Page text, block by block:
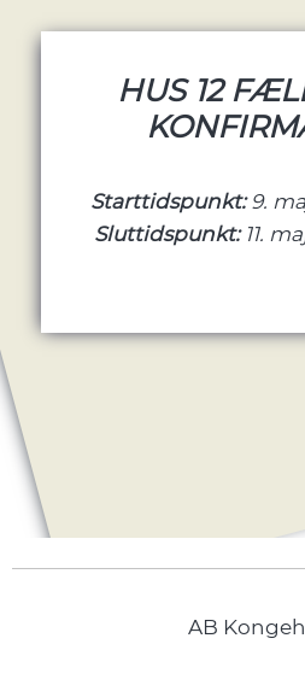
HUS 12
Starttidspunkt:9.
Sluttidspunkt: 11.
AB